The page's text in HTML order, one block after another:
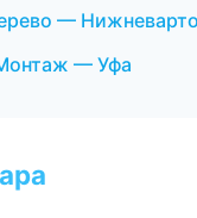
—
— Уфа